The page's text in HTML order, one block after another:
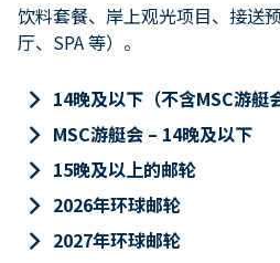
饮料套餐、岸上观光项目、接送
厅、SPA 等）。
keyboard_arrow_right 14晚及以下（不含MSC游艇
keyboard_arrow_right MSC游艇会 – 14晚及以下
keyboard_arrow_right 15晚及以上的邮轮
keyboard_arrow_right 2026年环球邮轮
keyboard_arrow_right 2027年环球邮轮